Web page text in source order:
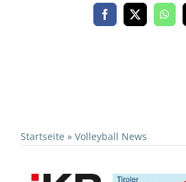
Startseite » Volleyball News